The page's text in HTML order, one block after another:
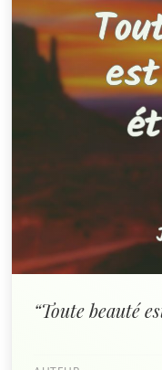
“Toute beauté